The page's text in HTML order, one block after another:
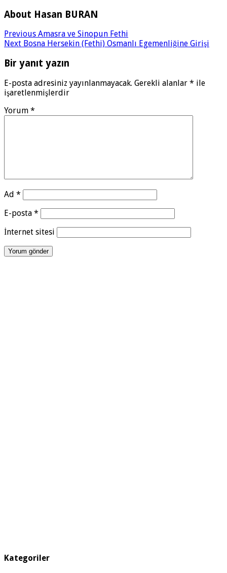
About Hasan BURAN
Previous Amasra ve Sinopun Fethi
Next Bosna Hersekin (Fethi) Osmanlı Egemenliğine Girişi
Bir yanıt yazın
E-posta adresiniz yayınlanmayacak. Gerekli alanlar * ile
işaretlenmişlerdir
Yorum *
Ad *
E-posta *
İnternet sitesi
Kategoriler